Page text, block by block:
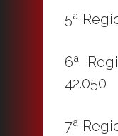
5ª
6ª
42.050
7ª